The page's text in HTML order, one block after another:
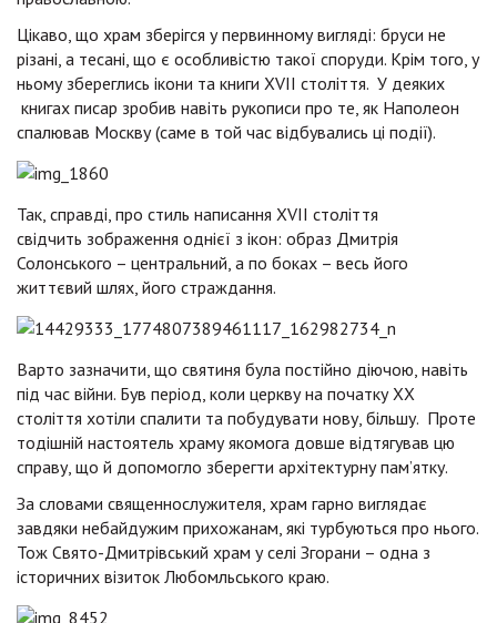
Цікаво, що храм зберігся у первинному вигляді: бруси не
різані, а тесані, що є особливістю такої споруди. Крім того, у
ньому збереглись ікони та книги XVІI століття. У деяких
книгах писар зробив навіть рукописи про те, як Наполеон
спалював Москву (саме в той час відбувались ці події).
Так, справді, про стиль написання XVІI століття
свідчить зображення однієї з ікон: образ Дмитрія
Солонського – центральний, а по боках – весь його
життєвий шлях, його страждання.
Варто зазначити, що святиня була постійно діючою, навіть
під час війни. Був період, коли церкву на початку ХХ
століття хотіли спалити та побудувати нову, більшу. Проте
тодішній настоятель храму якомога довше відтягував цю
справу, що й допомогло зберегти архітектурну пам’ятку.
За словами священнослужителя, храм гарно виглядає
завдяки небайдужим прихожанам, які турбуються про нього.
Тож Свято-Дмитрівський храм у селі Згорани – одна з
історичних візиток Любомльського краю.